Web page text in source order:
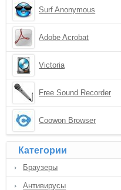
Surf Anonymous
Adobe Acrobat
Victoria
Free Sound Recorder
Coowon Browser
Категории
Браузеры
Антивирусы